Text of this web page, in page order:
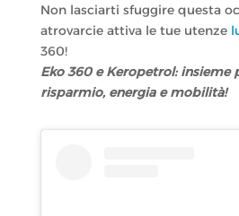
Non lasciarti sfuggire questa
atrovarcie attiva le tue utenze
360!
Eko 360 e Keropetrol: insieme
risparmio, energia e mobilità!